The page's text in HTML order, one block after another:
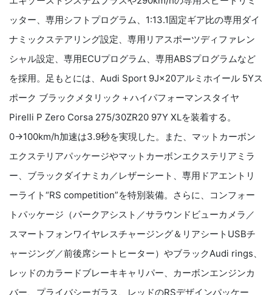
ッター、専用シフトプログラム、1:13.1固定ギア比の専用ダイ
ナミックステアリング設定、専用リアスポーツディファレン
シャル設定、専用ECUプログラム、専用ABSプログラムなど
を採用。足もとには、Audi Sport 9J×20アルミホイール 5Yス
ポーク ブラックメタリック＋ハイパフォーマンスタイヤ
Pirelli P Zero Corsa 275/30ZR20 97Y XLを装着する。
0→100km/h加速は3.9秒を実現した。また、マットカーボン
エクステリアパッケージやマットカーボンエクステリアミラ
ー、ブラックダイナミカ／レザーシート、専用ドアエントリ
ーライト“RS competition”を特別装備。さらに、コンフォー
トパッケージ（パークアシスト／サラウンドビューカメラ／
スマートフォンワイヤレスチャージング＆リアシートUSBチ
ャージング／前後席シートヒーター）やブラックAudi rings、
レッドのカラードブレーキキャリパー、カーボンエンジンカ
バー、プライバシーガラス、レッドのRSデザインパッケー